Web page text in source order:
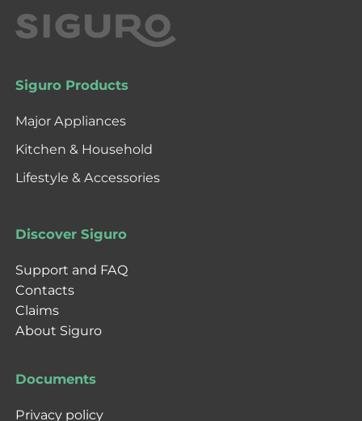
Siguro Products
Major Appliances
Kitchen & Household
Lifestyle & Accessories
Discover Siguro
Support and FAQ
Contacts
Claims
About Siguro
Documents
Privacy policy